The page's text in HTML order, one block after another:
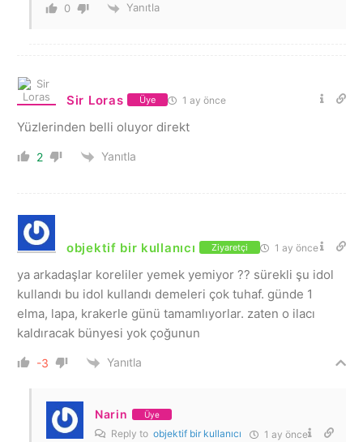
0 Yanıtla
Sir Loras Üye 1 ay önce
Yüzlerinden belli oluyor direkt
2 Yanıtla
objektif bir kullanıcı Ziyaretçi 1 ay önce
ya arkadaşlar koreliler yemek yemiyor ?? sürekli şu idol
kullandı bu idol kullandı demeleri çok tuhaf. günde 1
elma, lapa, krakerle günü tamamlıyorlar. zaten o ilacı
kaldıracak bünyesi yok çoğunun
-3 Yanıtla
Narin Üye
Reply to objektif bir kullanıcı 1 ay önce